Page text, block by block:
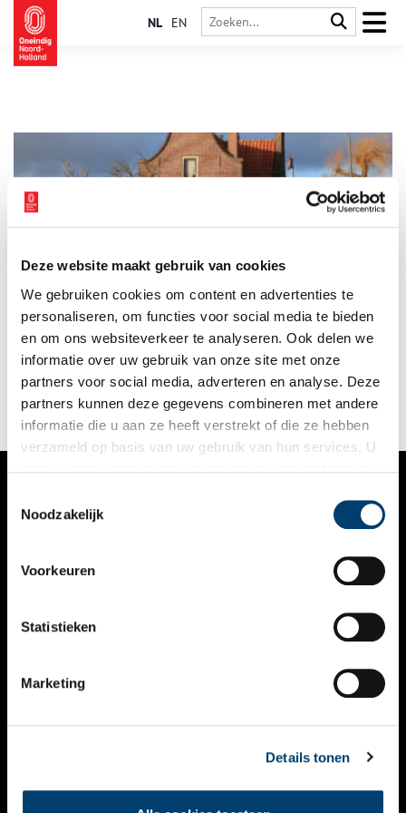
Deze website maakt gebruik van cookies
We gebruiken cookies om content en advertenties te
personaliseren, om functies voor social media te bieden
en om ons websiteverkeer te analyseren. Ook delen we
informatie over uw gebruik van onze site met onze
partners voor social media, adverteren en analyse. Deze
partners kunnen deze gegevens combineren met andere
informatie die u aan ze heeft verstrekt of die ze hebben
verzameld op basis van uw gebruik van hun services. U
Noodzakelijk
Voorkeuren
Statistieken
Marketing
Details tonen
NL EN
Aan de Ringvaart in Haarlem lag van 1861 tot 1950 een
draaibrug over het water. De Ringvaart was in 1852
gereedgekomen, waarna de Haarlemmermeerpolder was
ontstaan. Om de nieuwe bewoners makkelijker naar Haarlem te
kunnen laten reizen, werden verschillende bruggen over de
Ringvaart aangelegd. Hiervoor moest ook een nieuwe weg
worden aangelegd, zodat de draaibrug in verbinding kwam te
staan met de Zomervaart richting het centrum van Haarlem.
VERHALEN
KALENDER
THEMA’S
VIDEO’S
CONTACT